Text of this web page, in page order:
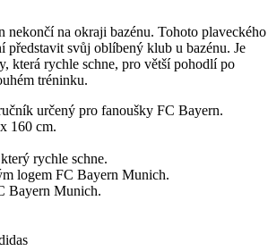
nekončí na okraji bazénu. Tohoto plaveckého
představit svůj oblíbený klub u bazénu. Je
která rychle schne, pro větší pohodlí po
tréninku.
určený pro fanoušky FC Bayern.
160 cm.
rychle schne.
logem FC Bayern Munich.
Bayern Munich.